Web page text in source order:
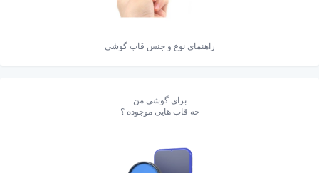
راهنمای نوع و جنس قاب گوشی
برای گوشی من
چه قاب هایی موجوده ؟